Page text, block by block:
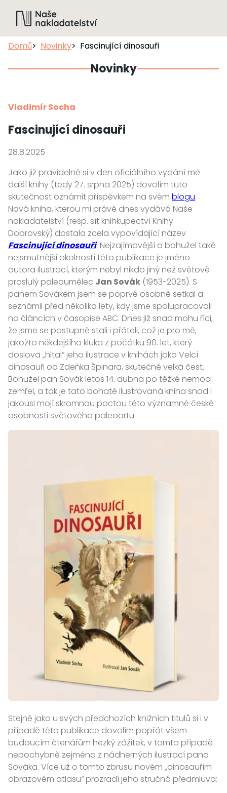
Domů Novinky Fascinující dinosauři
Novinky
Vladimír Socha
Fascinující dinosauři
28.8.2025
Jako již pravidelně si v den oficiálního vydání mé
další knihy (tedy 27. srpna 2025) dovolím tuto
skutečnost oznámit příspěvkem na svém blogu.
Nová kniha, kterou mi právě dnes vydává Naše
nakladatelství (resp. síť knihkupectví Knihy
Dobrovský) dostala zcela vypovídající název
Fascinující dinosauři. Nejzajímavější a bohužel také
nejsmutnější okolností této publikace je jméno
autora ilustrací, kterým nebyl nikdo jiný než světově
proslulý paleoumělec Jan Sovák (1953-2025). S
panem Sovákem jsem se poprvé osobně setkal a
seznámil před několika lety, kdy jsme spolupracovali
na článcích v časopise ABC. Dnes již snad mohu říci,
že jsme se postupně stali i přáteli, což je pro mě,
jakožto někdejšího kluka z počátku 90. let, který
doslova „hltal“ jeho ilustrace v knihách jako Velcí
dinosauři od Zdeňka Špinara, skutečně velká čest.
Bohužel pan Sovák letos 14. dubna po těžké nemoci
zemřel, a tak je tato bohatě ilustrovaná kniha snad i
jakousi mojí skromnou poctou této významné české
osobnosti světového paleoartu.
Stejně jako u svých předchozích knižních titulů si i v
případě této publikace dovolím popřát všem
budoucím čtenářům hezký zážitek, v tomto případě
nepochybně zejména z nádherných ilustrací pana
Sováka. Více už o tomto zbrusu novém „dinosauřím
obrazovém atlasu“ prozradí jeho stručná předmluva: